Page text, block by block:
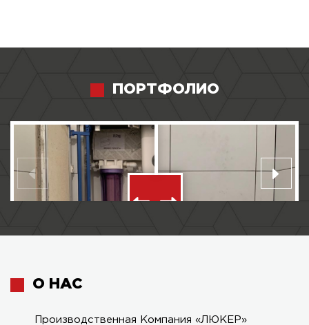
ПОРТФОЛИО
О НАС
Производственная Компания «ЛЮКЕР»